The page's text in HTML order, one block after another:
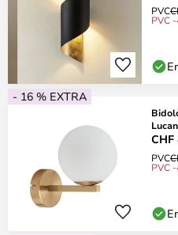
PVC
PVC
- 16 % EXTRA
CHF
PVC
PVC